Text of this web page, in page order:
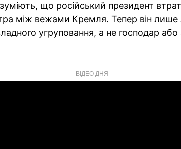
що російський президент
між вежами Кремля. Тепер він лише
угруповання, а не господар або
ВІДЕО ДНЯ